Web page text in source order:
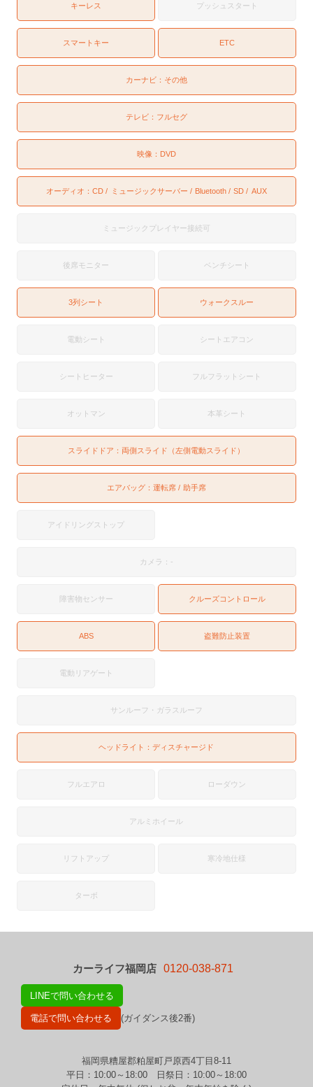
キーレス プッシュスタート
スマートキー ETC
カーナビ： その他
テレビ： フルセグ
映像： DVD
オーディオ：CD ミュージックサーバー Bluetooth SD AUX
ミュージックプレイヤー接続可
後席モニター ベンチシート
3列シート ウォークスルー
電動シート シートエアコン
シートヒーター フルフラットシート
オットマン 本革シート
スライドドア： 両側スライド（左側電動スライド）
エアバッグ： 運転席 助手席
アイドリングストップ
カメラ：-
障害物センサー クルーズコントロール
ABS 盗難防止装置
電動リアゲート
サンルーフ・ガラスルーフ
ヘッドライト：ディスチャージド
フルエアロ ローダウン
アルミホイール
リフトアップ 寒冷地仕様
ターボ
カーライフ福岡店 0120-038-871
LINEで問い合わせる
電話で問い合わせる (ガイダンス後2番)
福岡県糟屋郡粕屋町戸原西4丁目8-11
平日：10:00～18:00 日祭日：10:00～18:00